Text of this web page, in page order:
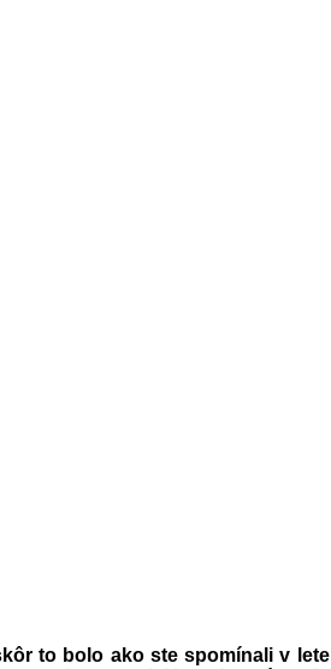
to bolo ako ste spomínali v lete